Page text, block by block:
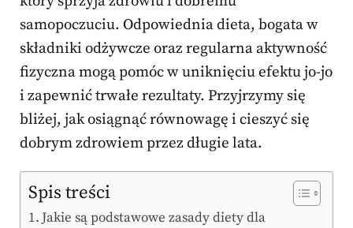
samopoczuciu. Odpowiednia dieta, bogata w
składniki odżywcze oraz regularna aktywność
fizyczna mogą pomóc w uniknięciu efektu jo-jo
i zapewnić trwałe rezultaty. Przyjrzymy się
bliżej, jak osiągnąć równowagę i cieszyć się
dobrym zdrowiem przez długie lata.
Spis treści
Jakie są podstawowe zasady diety dla